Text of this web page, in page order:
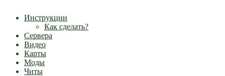
Инструкции
Как сделать?
Сервера
Видео
Карты
Моды
Читы